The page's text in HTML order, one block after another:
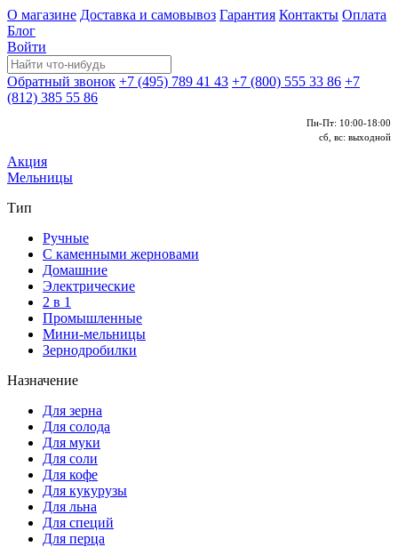
О магазине Доставка и самовывоз Гарантия Контакты Оплата
Блог
Войти
Обратный звонок +7 (495) 789 41 43 +7 (800) 555 33 86 +7
(812) 385 55 86
Пн-Пт: 10:00-18:00
сб, вс: выходной
Акция
Мельницы
Тип
Ручные
С каменными жерновами
Домашние
Электрические
2 в 1
Промышленные
Мини-мельницы
Зернодробилки
Назначение
Для зерна
Для солода
Для муки
Для соли
Для кофе
Для кукурузы
Для льна
Для специй
Для перца